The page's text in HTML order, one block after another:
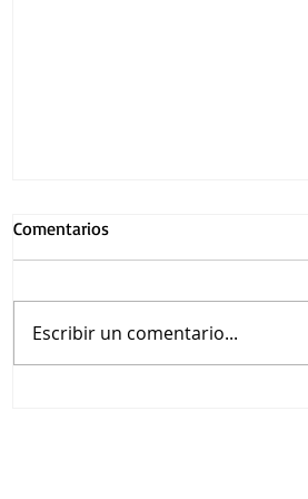
Comentarios
Escribir un comentario...